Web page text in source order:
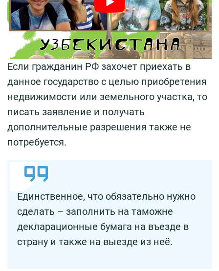
Если гражданин РФ захочет приехать в
данное государство с целью приобретения
недвижимости или земельного участка, то
писать заявление и получать
дополнительные разрешения также не
потребуется.
Единственное, что обязательно нужно
сделать – заполнить на таможне
декларационные бумага на въезде в
страну и также на выезде из неё.